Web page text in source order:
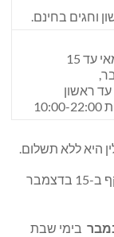
וחגים בחינם.
מ-15 במאי עד 15
עד ראשון
היא ללא תשלום.
החנייה אסורה בעיר העתיקה (הכלל נכנס לתוקף ב-15 בדצמבר
בימי שבת